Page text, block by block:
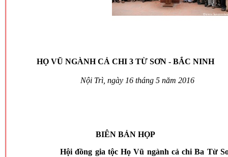
HỌ VŨ NGÀNH CẢ CHI 3 TỪ SƠN - BẮC NINH
Nội Trì, ngày 16 tháng 5 năm 2016
BIÊN BẢN HỌP
Hội đồng gia tộc Họ Vũ ngành cả chi Ba Từ